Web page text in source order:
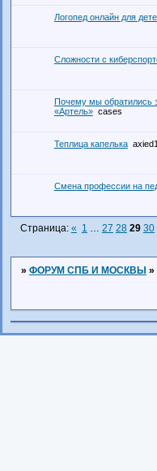
Логопед онлайн для
Сложности с
Почему мы обратились
«Артель» cases
Теплица капелька
Смена профессии на
Страница: « 1 … 27 28 29 30
» ФОРУМ СПБ И МОСКВЫ »